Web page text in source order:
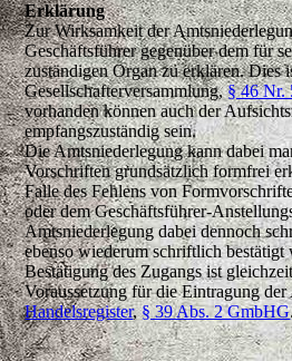
Erklärung
Zur Wirksamkeit der
Geschäftsführer gegenüber dem für
zuständigen Organ zu erklären. Dies
Gesellschafterversammlung,§ 46 Nr.
vorhanden können auch der
empfangszuständig sein.
Die Amtsniederlegung kann dabei
Vorschriften grundsätzlich formfrei
Falle des Fehlens von
oder dem Geschäftsführer-
Amtsniederlegung dabei dennoch
ebenso wiederum schriftlich
Bestätigung des Zugangs ist
Voraussetzung für die Eintragung
Handelsregister,§ 39 Abs. 2 GmbHG